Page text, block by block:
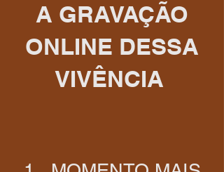
A GRAVAÇÃO
ONLINE DESSA
VIVÊNCIA